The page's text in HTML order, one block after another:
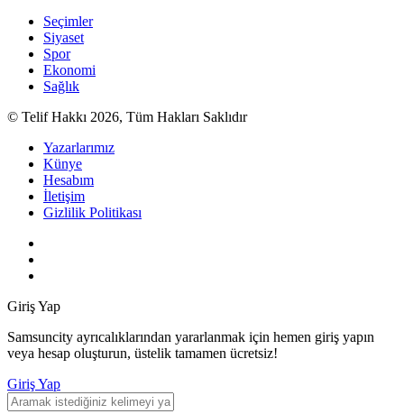
Seçimler
Siyaset
Spor
Ekonomi
Sağlık
© Telif Hakkı 2026, Tüm Hakları Saklıdır
Yazarlarımız
Künye
Hesabım
İletişim
Gizlilik Politikası
Giriş Yap
Samsuncity ayrıcalıklarından yararlanmak için hemen giriş yapın
veya hesap oluşturun, üstelik tamamen ücretsiz!
Giriş Yap